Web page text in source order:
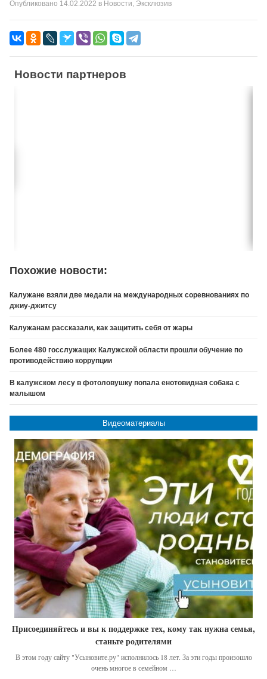
Опубликовано 14.02.2022 в Новости, Эксклюзив
Новости партнеров
Похожие новости:
Калужане взяли две медали на международных соревнованиях по
джиу-джитсу
Калужанам рассказали, как защитить себя от жары
Более 480 госслужащих Калужской области прошли обучение по
противодействию коррупции
В калужском лесу в фотоловушку попала енотовидная собака с
малышом
Видеоматериалы
Присоединяйтесь и вы к поддержке тех, кому так нужна семья,
станьте родителями
В этом году сайту "Усыновите.ру" исполнилось 18 лет. За эти годы произошло
очень многое в семейном …